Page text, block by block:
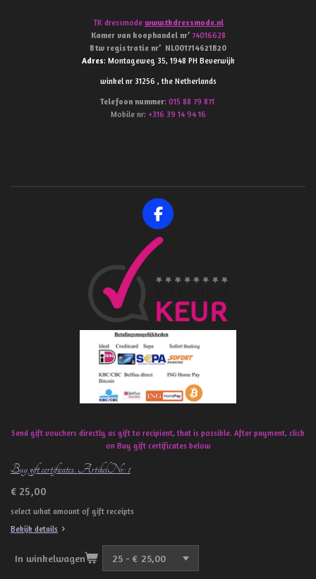
TK dressmode www.tkdressmode.nl
Kamer van koophandel nr’ 74016628
Btw registratie nr’ NL001714621B20
Adres: Montageweg 35, 1948 PH Beverwijk
winkel nr 31256 , the Netherlands
Telefoon nummer: 015 88 79 871
Mobile nr: +316 39 14 94 16
F
a
c
b
o
k
Send gift vouchers directly as gift to recipient, that is possible. After payment, click
on Buy gift certificates below
Buy gift certificates. ArtikelNr: 1
€ 25,00
select what amount of gift receipts
Bekijk details
In winkelwagen